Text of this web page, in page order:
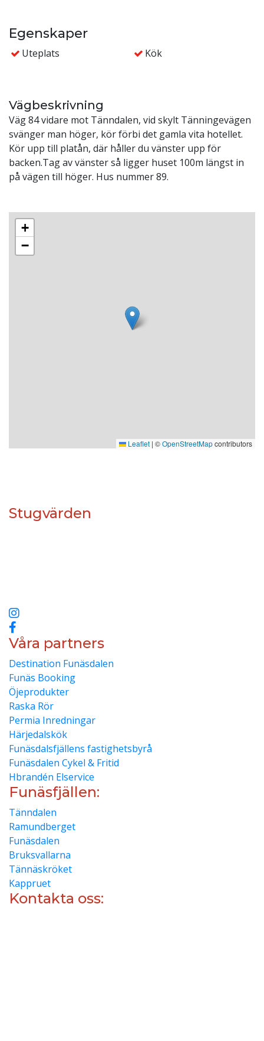
Badrum: wc, dusch och tvättmaskin.
GÄSTSTUGA
WC
Garderobslådor, avhängning för ytterkläder samt
skotork finns i gästhuset.
ÖVRIGT
Tillgång till 2 motorvärmare.
Rökfri.
Skotork
AVSTÅND
Lift: 3,6km Tänndalsvallen och 6km till Tänndalens
Egenskaper
Uteplats Kök
Vägbeskrivning
Väg 84 vidare mot Tänndalen, vid skylt Tänningevägen
svänger man höger, kör förbi det gamla vita hotellet.
Kör upp till platån, där håller du vänster upp för
backen.Tag av vänster så ligger huset 100m längst in
på vägen till höger. Hus nummer 89.
+
−
Leaflet | ©OpenStreetMapcontributors
Stugvärden
Våra partners
Destination Funäsdalen
Funäs Booking
Öjeprodukter
Raska Rör
Permia Inredningar
Härjedalskök
Funäsdalsfjällens fastighetsbyrå
Funäsdalen Cykel & Fritid
Hbrandén Elservice
Funäsfjällen:
Tänndalen
Ramundberget
Funäsdalen
Bruksvallarna
Tännäskröket
Kappruet
Kontakta oss: